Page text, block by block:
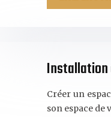
Installation
Créer un
son espace de